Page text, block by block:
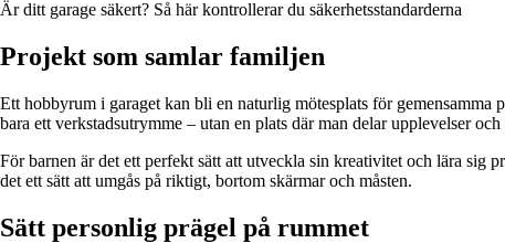
Är ditt garage säkert? Så här kontrollerar du säkerhetsstandarderna
Projekt som samlar familjen
Ett hobbyrum i garaget kan bli en naturlig mötesplats för
bara ett verkstadsutrymme – utan en plats där man delar upplevelser
För barnen är det ett perfekt sätt att utveckla sin kreativitet och lära sig
det ett sätt att umgås på riktigt, bortom skärmar och måsten.
Sätt personlig prägel på rummet